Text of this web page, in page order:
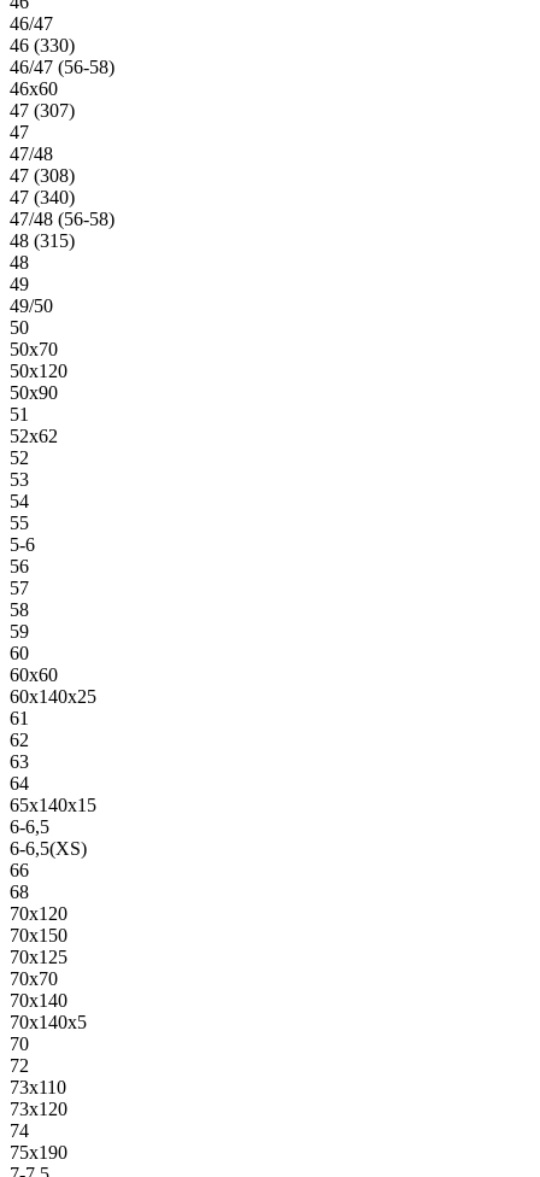
46/47
46 (330)
46/47 (56-58)
46х60
47 (307)
47
47/48
47 (308)
47 (340)
47/48 (56-58)
48 (315)
48
49
49/50
50
50х70
50х120
50х90
51
52х62
52
53
54
55
5-6
56
57
58
59
60
60х60
60х140х25
61
62
63
64
65х140х15
6-6,5
6-6,5(XS)
66
68
70х120
70х150
70х125
70х70
70х140
70х140х5
70
72
73х110
73х120
74
75х190